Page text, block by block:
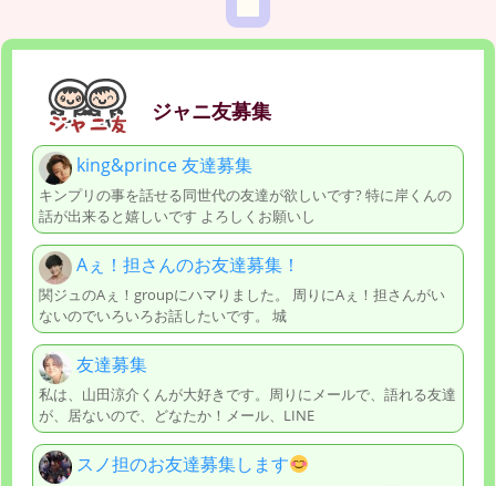
ジャニ友募集
king&prince 友達募集
キンプリの事を話せる同世代の友達が欲しいです? 特に岸くんの
話が出来ると嬉しいです よろしくお願いし
Aぇ！担さんのお友達募集！
関ジュのAぇ！groupにハマりました。 周りにAぇ！担さんがい
ないのでいろいろお話したいです。 城
友達募集
私は、山田涼介くんが大好きです。周りにメールで、語れる友達
が、居ないので、どなたか！メール、LINE
スノ担のお友達募集します